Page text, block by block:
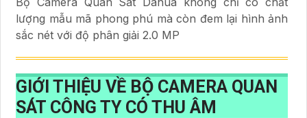
lượng mẫu mã phong phú mà còn đem lại hình ảnh
sắc nét với độ phân giải 2.0 MP
GIỚI THIỆU VỀ BỘ CAMERA QUAN
SÁT CÔNG TY CÓ THU ÂM